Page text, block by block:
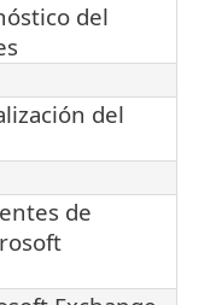
del
del
de